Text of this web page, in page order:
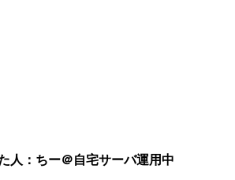
人：ちー＠自宅サーバ運用中